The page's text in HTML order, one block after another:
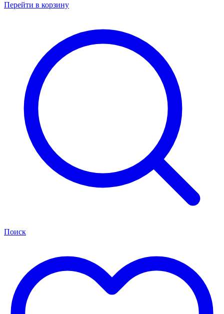
Перейти в корзину
Поиск